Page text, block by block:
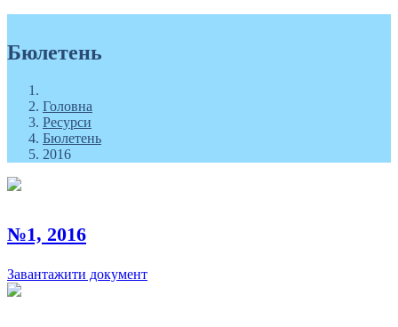
Бюлетень
Головна
Ресурси
Бюлетень
2016
№1, 2016
Завантажити документ